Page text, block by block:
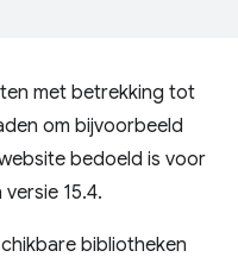
met betrekking tot
om bijvoorbeeld
bedoeld is voor
15.4.
bibliotheken